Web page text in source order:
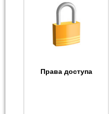
Права доступа